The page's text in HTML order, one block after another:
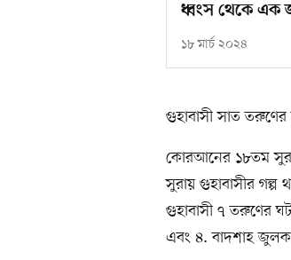
ধ্বংস থেকে এক
১৮ মার্চ ২০২৪
গুহাবাসী সাত তরুণের
কোরআনের ১৮তম সুরা
সুরায় গুহাবাসীর গল্প
গুহাবাসী ৭ তরুণের
এবং ৪. বাদশাহ